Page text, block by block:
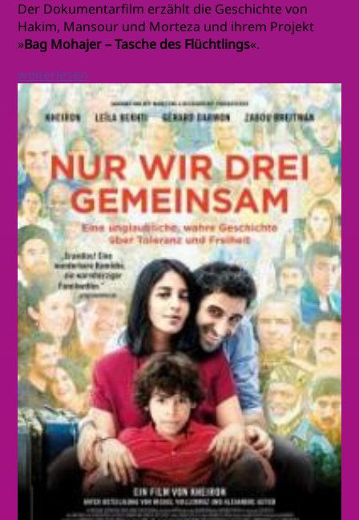
Der Dokumentarfilm erzählt die Geschichte von
Hakim, Mansour und Morteza und ihrem Projekt
»Bag Mohajer – Tasche des Flüchtlings«.
weiterlesen